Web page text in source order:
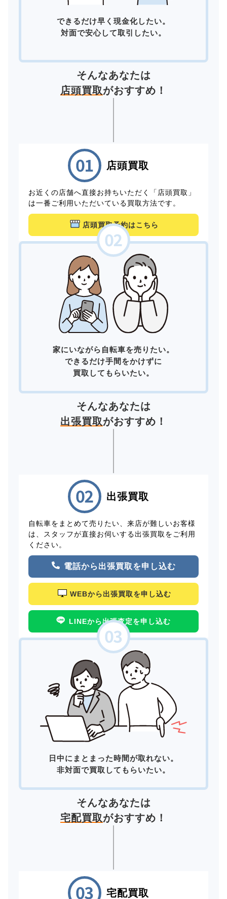
できるだけ早く現金化したい。
対面で安心して取引したい。
そんなあなたは
店頭買取がおすすめ！
店頭買取
お近くの店舗へ直接お持ちいただく「店頭買取」
は一番ご利用いただいている買取方法です。
店頭買取予約はこちら
家にいながら自転車を売りたい。
できるだけ手間をかけずに
買取してもらいたい。
そんなあなたは
出張買取がおすすめ！
出張買取
自転車をまとめて売りたい、来店が難しいお客様
は、スタッフが直接お伺いする出張買取をご利用
ください。
電話から出張買取を申し込む
WEBから出張買取を申し込む
LINEから出張査定を申し込む
日中にまとまった時間が取れない。
非対面で買取してもらいたい。
そんなあなたは
宅配買取がおすすめ！
宅配買取